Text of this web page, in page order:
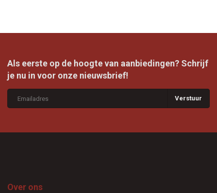
Als eerste op de hoogte van aanbiedingen? Schrijf
je nu in voor onze nieuwsbrief!
Verstuur
Over ons